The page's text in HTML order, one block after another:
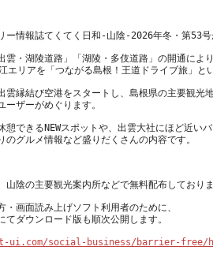
雲・湖陵道路」「湖陵・多伎道路」の開通によ
雲縁結び空港をスタートし、島根県の主要観光
憩できるNEWスポットや、出雲大社にほど近い
・画面読み上げソフト利用者のために、
ui.com/social-business/barrier-